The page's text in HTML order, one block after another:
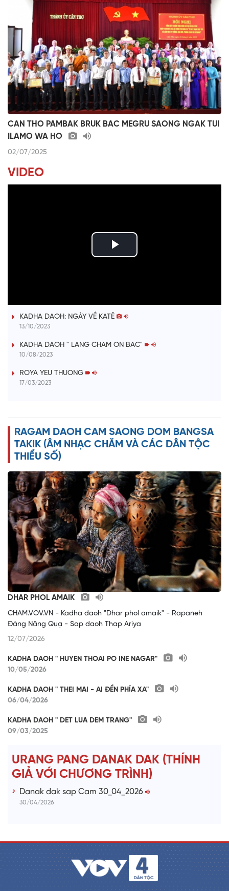
CAN THO PAMBAK BRUK BAC MEGRU SAONG NGAK TUI
ILAMO WA HO
02/07/2025
VIDEO
P
a
V
e
o
KADHA DAOH: NGÀY VỀ KATÊ
13/10/2023
KADHA DAOH " LANG CHAM ON BAC"
10/08/2023
ROYA YEU THUONG
17/03/2023
RAGAM DAOH CAM SAONG DOM BANGSA
TAKIK (ÂM NHẠC CHĂM VÀ CÁC DÂN TỘC
THIỂU SỐ)
DHAR PHOL AMAIK
CHAM.VOV.VN - Kadha daoh "Dhar phol amaik" - Rapaneh
Đàng Năng Quạ - Sap daoh Thap Ariya
12/07/2026
KADHA DAOH " HUYEN THOAI PO INE NAGAR"
10/05/2026
KADHA DAOH " THEI MAI - AI ĐỀN PHÍA XA"
06/04/2026
KADHA DAOH " DET LUA DEM TRANG"
09/03/2025
URANG PANG DANAK DAK (THÍNH
GIẢ VỚI CHƯƠNG TRÌNH)
Danak dak sap Cam 30_04_2026
30/04/2026